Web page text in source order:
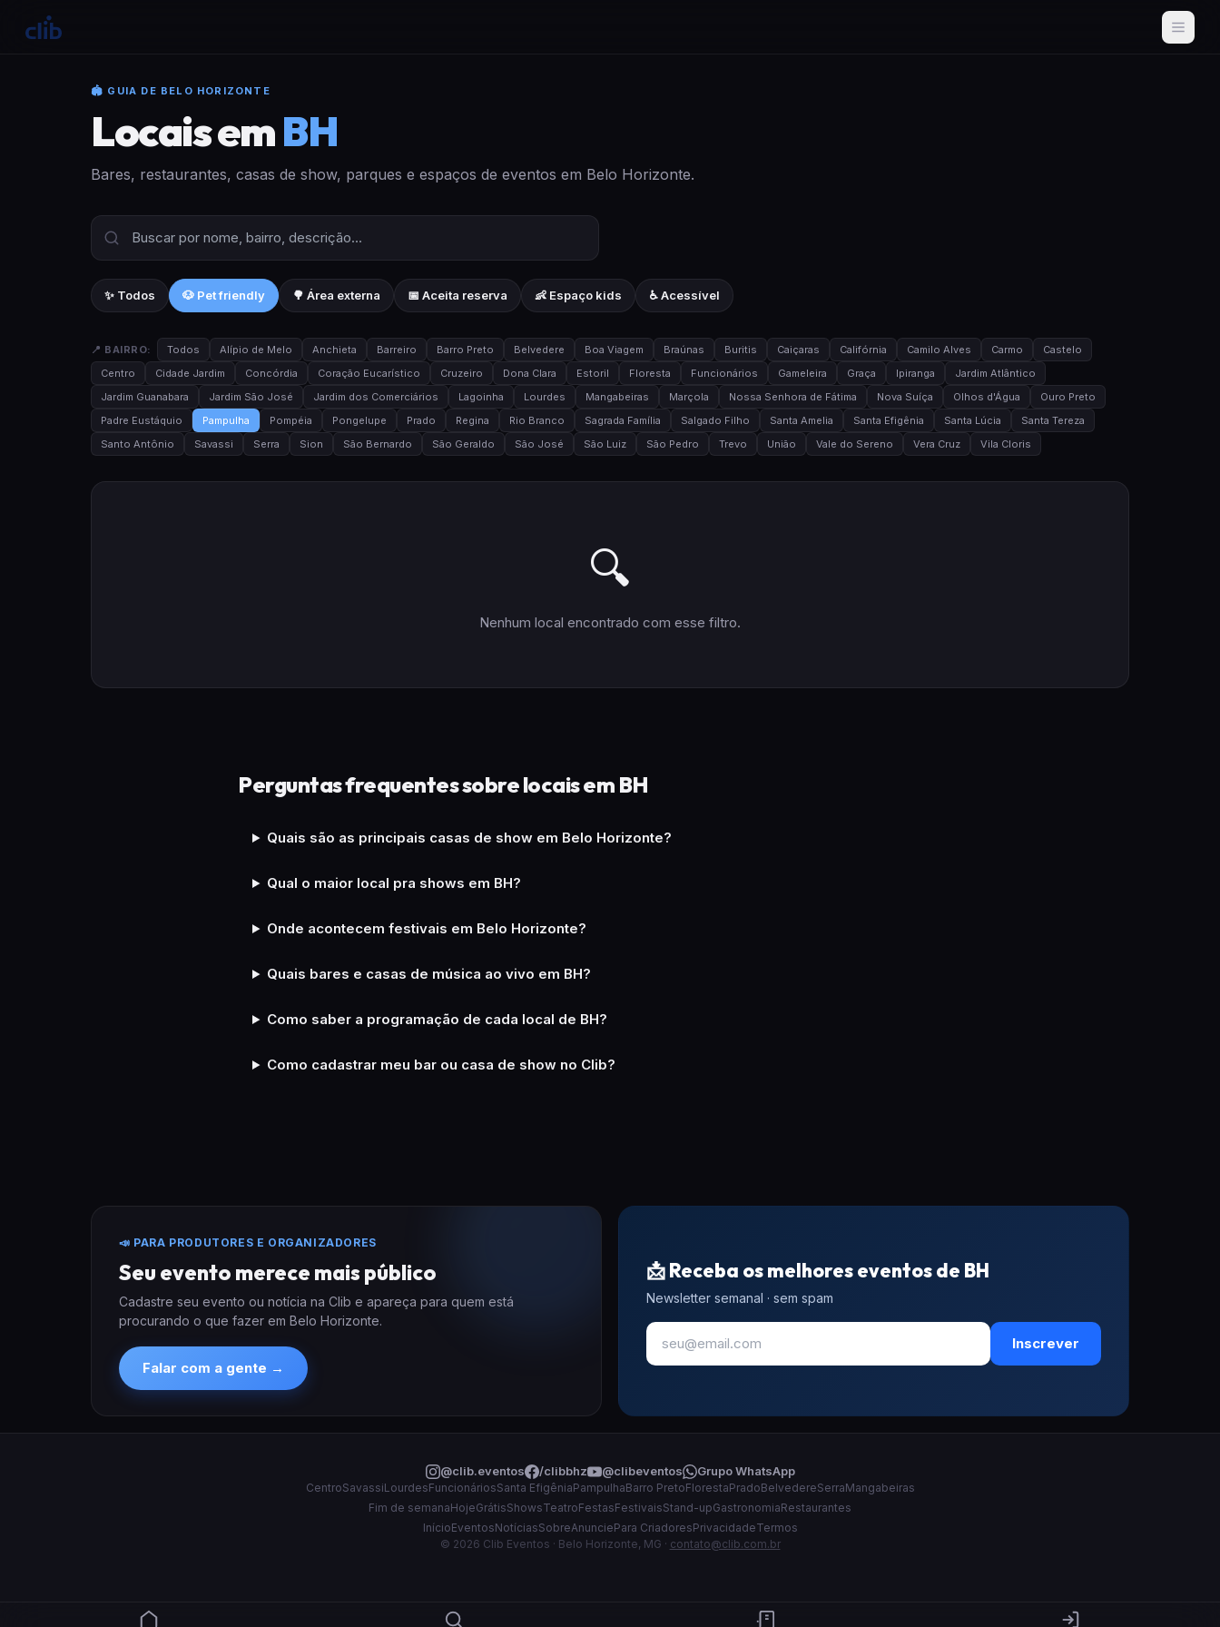
🏟 GUIA DE BELO HORIZONTE
Locais emBH
Bares, restaurantes, casas de show, parques e espaços de eventos em Belo Horizonte.
✨ Todos 🐶 Pet friendly 🌳 Área externa 📅 Aceita reserva 👶 Espaço kids ♿ Acessível
📍 BAIRRO: Todos Alípio de Melo Anchieta Barreiro Barro Preto Belvedere Boa Viagem Braúnas Buritis Caiçaras Califórnia Camilo Alves Carmo
Castelo
Centro
Cidade Jardim Concórdia Coração Eucarístico Cruzeiro Dona Clara Estoril Floresta Funcionários Gameleira Graça Ipiranga
Jardim Atlântico
Jardim Guanabara
Jardim São José Jardim dos Comerciários Lagoinha Lourdes Mangabeiras Marçola Nossa Senhora de Fátima Nova Suíça Olhos d'Água
Ouro Preto
Padre Eustáquio
Pampulha Pompéia Pongelupe Prado Regina Rio Branco Sagrada Família Salgado Filho Santa Amelia Santa Efigênia Santa Lúcia
Santa Tereza
Santo Antônio
Savassi Serra Sion São Bernardo São Geraldo São José São Luiz São Pedro Trevo União Vale do Sereno Vera Cruz Vila Cloris
🔍
Nenhum local encontrado com esse filtro.
Perguntas frequentes sobre locais em BH
Quais são as principais casas de show em Belo Horizonte?
Qual o maior local pra shows em BH?
Onde acontecem festivais em Belo Horizonte?
Quais bares e casas de música ao vivo em BH?
Como saber a programação de cada local de BH?
Como cadastrar meu bar ou casa de show no Clib?
📣 PARA PRODUTORES E ORGANIZADORES
Seu evento merece mais público
Cadastre seu evento ou notícia na Clib e apareça para quem está
procurando o que fazer em Belo Horizonte.
Falar com a gente →
📩 Receba os melhores eventos de BH
Newsletter semanal · sem spam
Inscrever
@clib.eventos /clibbhz @clibeventos Grupo WhatsApp
CentroSavassiLourdesFuncionáriosSanta EfigêniaPampulhaBarro PretoFlorestaPradoBelvedereSerraMangabeiras
Fim de semanaHojeGrátisShowsTeatroFestasFestivaisStand-upGastronomiaRestaurantes
InícioEventosNotíciasSobreAnunciePara CriadoresPrivacidadeTermos
© 2026 Clib Eventos · Belo Horizonte, MG · contato@clib.com.br